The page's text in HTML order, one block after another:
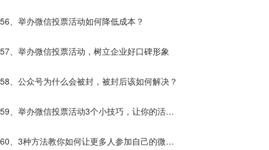
应该知道！
56、举办微信投票活动如何降低成本？
57、举办微信投票活动，树立企业好口碑形象
58、公众号为什么会被封，被封后该如何解决？
59、举办微信投票活动3个小技巧，让你的活动
效果更好！
60、3种方法教你如何让更多人参加自己的微信